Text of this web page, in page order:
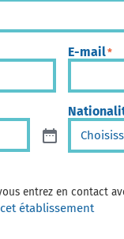
E-mail*
entrez en contact
établissement